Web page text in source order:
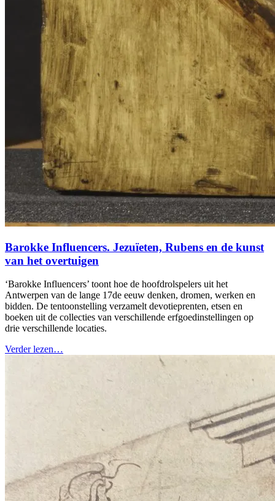
Barokke Influencers. Jezuïeten, Rubens en de kunst
van het overtuigen
‘Barokke Influencers’ toont hoe de hoofdrolspelers uit het
Antwerpen van de lange 17de eeuw denken, dromen, werken en
bidden. De tentoonstelling verzamelt devotieprenten, etsen en
boeken uit de collecties van verschillende erfgoedinstellingen op
drie verschillende locaties.
Verder lezen…